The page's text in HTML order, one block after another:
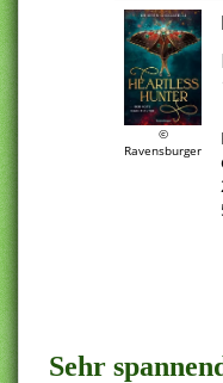
©
Ravensburger
Sehr